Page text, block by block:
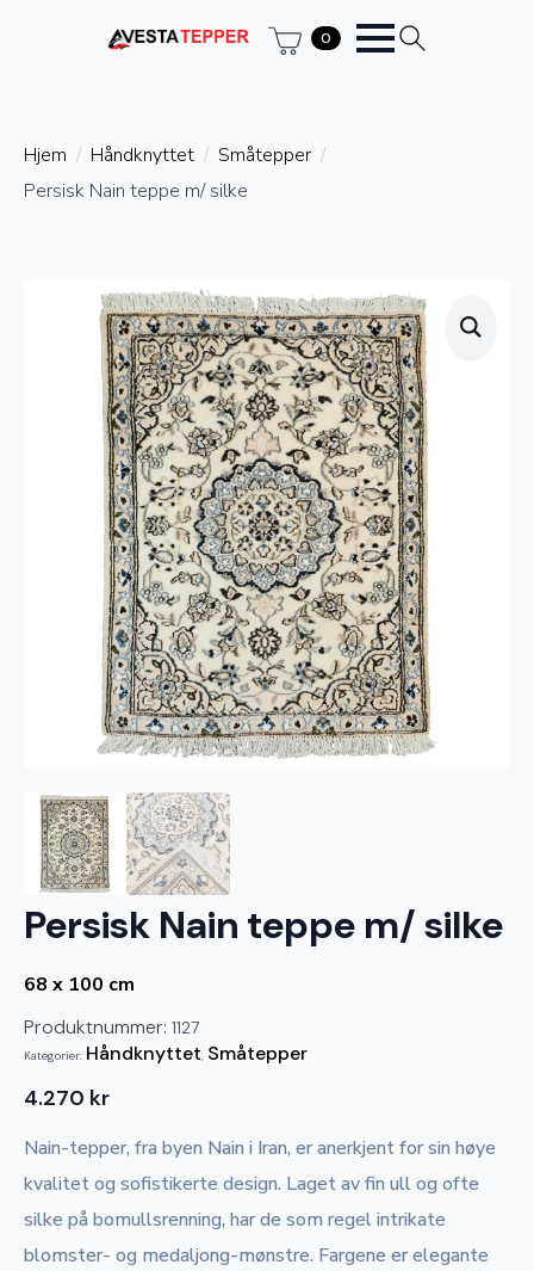
0
Hjem Håndknyttet
Småtepper
Persisk Nain teppe m/ silke
Persisk Nain teppe m/ silke
68 x 100 cm
Produktnummer: 1127
Kategorier: Håndknyttet, Småtepper
4.270 kr
Nain-tepper, fra byen Nain i Iran, er anerkjent for sin høye
kvalitet og sofistikerte design. Laget av fin ull og ofte
silke på bomullsrenning, har de som regel intrikate
blomster- og medaljong-mønstre. Fargene er elegante